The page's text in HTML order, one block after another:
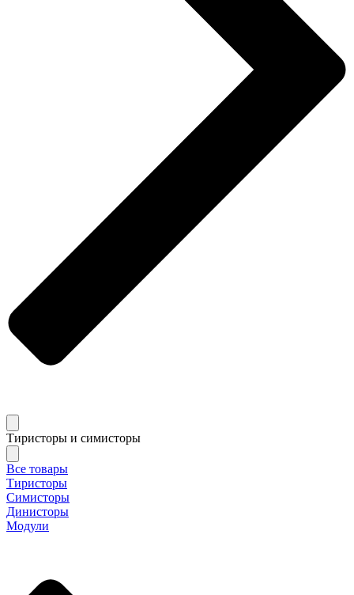
Тиристоры и симисторы
Все товары
Тиристоры
Симисторы
Динисторы
Модули